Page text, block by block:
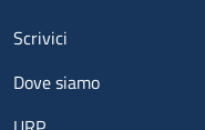
Menu contatti
Scrivici
Dove siamo